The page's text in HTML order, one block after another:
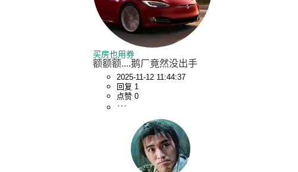
买房也用券
额额额....鹅厂竟然没出手
2025-11-12 11:44:37
回复 1
点赞 0